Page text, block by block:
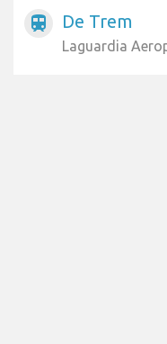
train De Trem
Laguardia